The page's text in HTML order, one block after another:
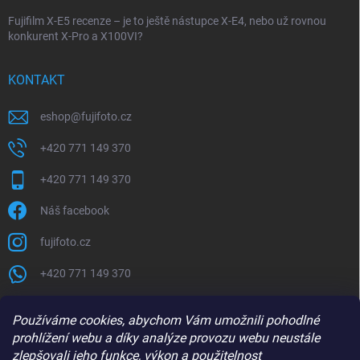
Používáme cookies, abychom Vám umožnili pohodlné
prohlížení webu a díky analýze provozu webu neustále
zlepšovali jeho funkce, výkon a použitelnost
Fujifilm X-E5 recenze – je to ještě nástupce X-E4, nebo už rovnou
konkurent X-Pro a X100VI?
KONTAKT
eshop@fujifoto.cz
+420 771 149 370
+420 771 149 370
Náš facebook
fujifoto.cz
+420 771 149 370
PŘIJÍMÁME ONLINE PLATBY